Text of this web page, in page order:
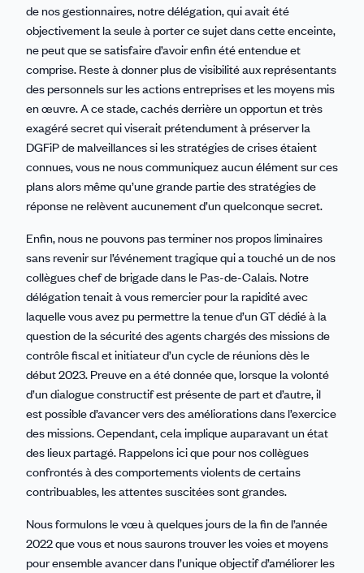
de nos gestionnaires, notre délégation, qui avait été
objectivement la seule à porter ce sujet dans cette enceinte,
ne peut que se satisfaire d’avoir enfin été entendue et
comprise. Reste à donner plus de visibilité aux représentants
des personnels sur les actions entreprises et les moyens mis
en œuvre. A ce stade, cachés derrière un opportun et très
exagéré secret qui viserait prétendument à préserver la
DGFiP de malveillances si les stratégies de crises étaient
connues, vous ne nous communiquez aucun élément sur ces
plans alors même qu’une grande partie des stratégies de
réponse ne relèvent aucunement d’un quelconque secret.
Enfin, nous ne pouvons pas terminer nos propos liminaires
sans revenir sur l’événement tragique qui a touché un de nos
collègues chef de brigade dans le Pas-de-Calais. Notre
délégation tenait à vous remercier pour la rapidité avec
laquelle vous avez pu permettre la tenue d’un GT dédié à la
question de la sécurité des agents chargés des missions de
contrôle fiscal et initiateur d’un cycle de réunions dès le
début 2023. Preuve en a été donnée que, lorsque la volonté
d’un dialogue constructif est présente de part et d’autre, il
est possible d’avancer vers des améliorations dans l’exercice
des missions. Cependant, cela implique auparavant un état
des lieux partagé. Rappelons ici que pour nos collègues
confrontés à des comportements violents de certains
contribuables, les attentes suscitées sont grandes.
Nous formulons le vœu à quelques jours de la fin de l’année
2022 que vous et nous saurons trouver les voies et moyens
pour ensemble avancer dans l’unique objectif d’améliorer les